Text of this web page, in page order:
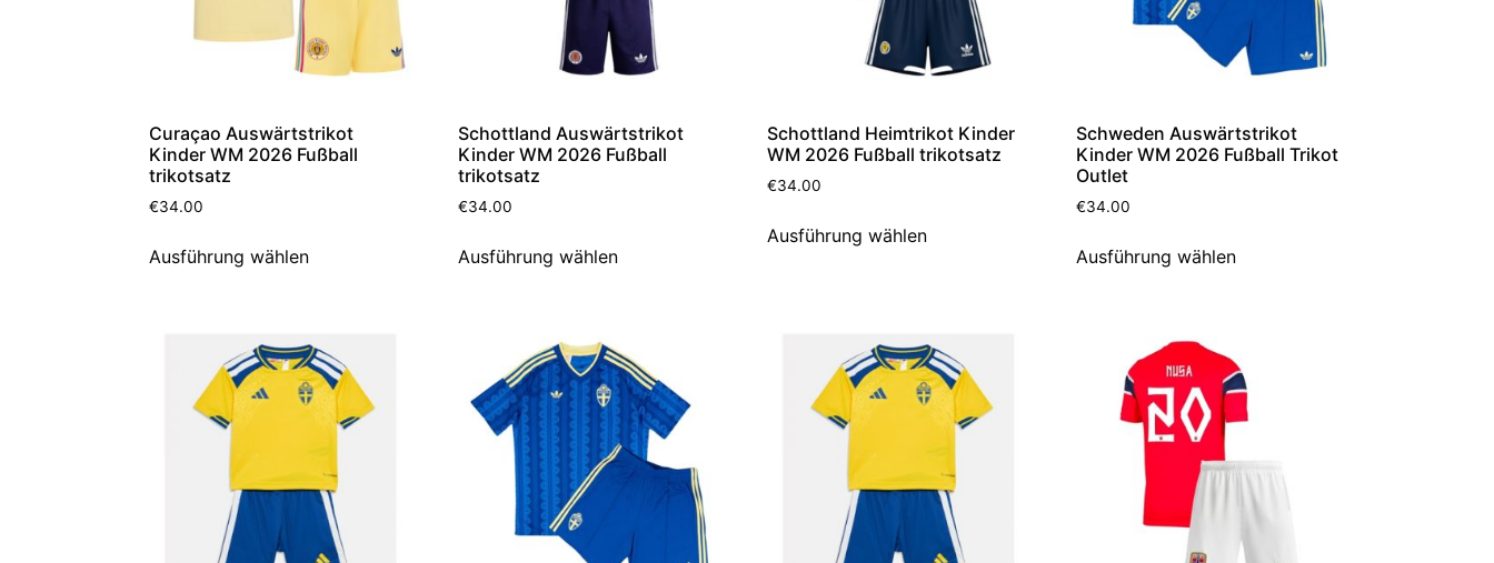
Curaçao Auswärtstrikot
Kinder WM 2026 Fußball
trikotsatz
€34.00
Ausführung wählen
Schottland Auswärtstrikot
Kinder WM 2026 Fußball
trikotsatz
€34.00
Ausführung wählen
Schottland Heimtrikot Kinder
WM 2026 Fußball trikotsatz
€34.00
Ausführung wählen
Schweden Auswärtstrikot
Kinder WM 2026 Fußball Trikot
Outlet
€34.00
Ausführung wählen